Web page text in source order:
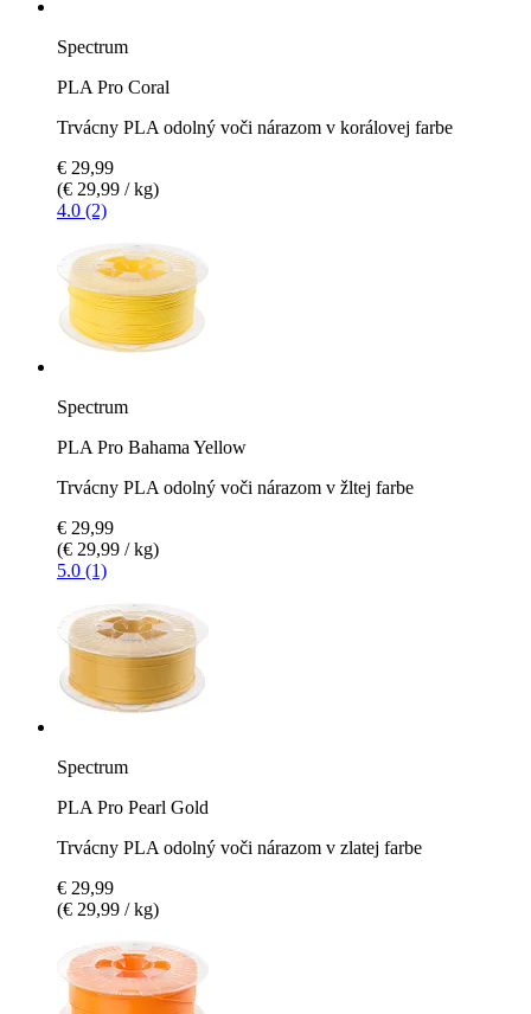
Spectrum
PLA Pro Coral
Trvácny PLA odolný voči nárazom v korálovej farbe
€ 29,99
(€ 29,99 / kg)
4.0 (2)
Spectrum
PLA Pro Bahama Yellow
Trvácny PLA odolný voči nárazom v žltej farbe
€ 29,99
(€ 29,99 / kg)
5.0 (1)
Spectrum
PLA Pro Pearl Gold
Trvácny PLA odolný voči nárazom v zlatej farbe
€ 29,99
(€ 29,99 / kg)